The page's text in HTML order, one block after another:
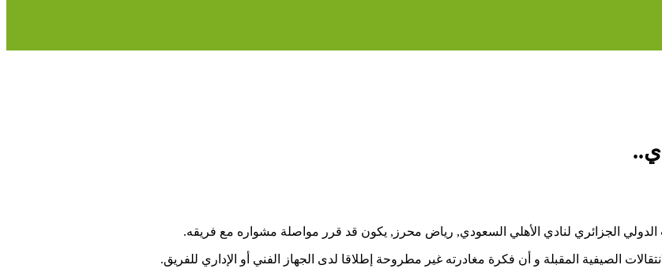
الدولي الجزائري لنادي الأهلي السعودي, رياض محرز, يكون قد قرر مواصلة مشواره مع فريقه.
الصيفية المقبلة و أن فكرة مغادرته غير مطروحة إطلاقا لدى الجهاز الفني أو الإداري للفريق.